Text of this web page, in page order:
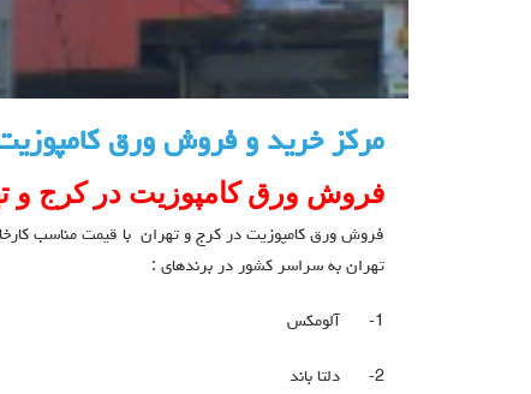
مرکز خرید و فروش ورق
فروش ورق کامپوزیت در کرج و
فروش ورق کامپوزیت در کرج و تهران با قیمت مناسب
تهران به سراسر کشور در برندهای :
1- آلومکس
2- دلتا باند